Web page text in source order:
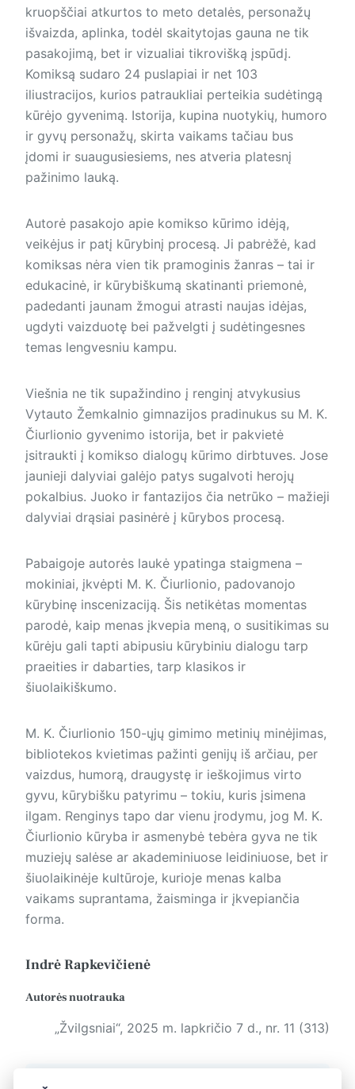
kruopščiai atkurtos to meto detalės, personažų
išvaizda, aplinka, todėl skaitytojas gauna ne tik
pasakojimą, bet ir vizualiai tik­rovišką įspūdį.
Komiksą sudaro 24 puslapiai ir net 103
iliustracijos, kurios patrauk­liai perteikia sudėtingą
kūrėjo gyvenimą. Istorija, kupina nuotykių, humoro
ir gyvų per­sonažų, skirta vaikams ta­čiau bus
įdomi ir suaugusiesiems, nes atveria platesnį
pažinimo lauką.
Autorė pasakojo apie komikso kūrimo idėją,
veikėjus ir patį kūrybinį procesą. Ji pabrėžė, kad
komiksas nėra vien tik pramoginis žanras – tai ir
edukacinė, ir kūrybiškumą skatinanti priemonė,
padedanti jaunam žmogui atrasti naujas idėjas,
ugdyti vaizduotę bei pažvelgti į sudėtingesnes
temas lengvesniu kampu.
Viešnia ne tik supažindino į renginį atvykusius
Vytauto Žemkalnio gimnazijos pradinukus su M. K.
Čiurlionio gyvenimo istorija, bet ir pakvietė
įsitraukti į komikso dialogų kūrimo dirbtuves. Jose
jaunieji dalyviai galėjo patys sugalvoti herojų
pokalbius. Juoko ir fantazijos čia netrūko – mažieji
dalyviai drąsiai pasinėrė į kūrybos procesą.
Pabaigoje au­torės laukė ypatinga staigmena –
mokiniai, įkvėpti M. K. Čiurlionio, padovanojo
kūrybinę inscenizaciją. Šis netikėtas momentas
parodė, kaip menas įkvepia meną, o susitikimas su
kūrėju gali tapti abipusiu kūrybiniu dialogu tarp
praeities ir dabarties, tarp klasikos ir
šiuolaikiškumo.
M. K. Čiurlionio 150-ųjų gimimo metinių minėjimas,
bibliotekos kvietimas pažinti genijų iš arčiau, per
vaizdus, humorą, draugystę ir ieškojimus virto
gyvu, kūrybišku patyrimu – tokiu, kuris įsimena
ilgam. Renginys tapo dar vienu įrodymu, jog M. K.
Čiurlionio kūryba ir asmenybė tebėra gyva ne tik
muziejų salėse ar akademiniuose leidiniuose, bet ir
šiuolaikinėje kultūroje, kurioje menas kalba
vaikams suprantama, žaisminga ir įkvepiančia
forma.
Indrė Rapkevičienė
Autorės nuotrauka
„Žvilgsniai“, 2025 m. lapkričio 7 d., nr. 11 (313)